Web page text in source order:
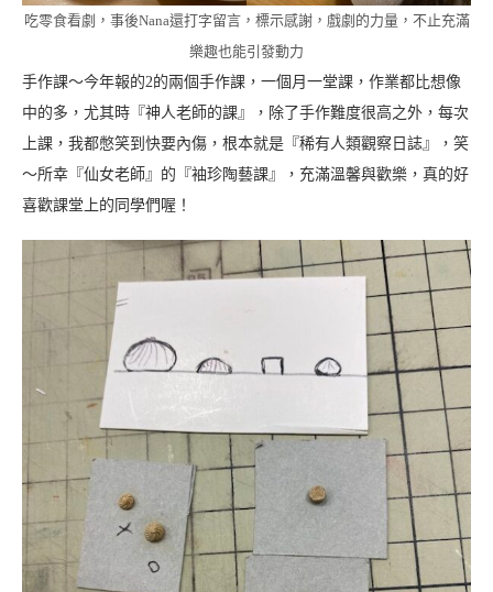
吃零食看劇，事後Nana還打字留言，標示感謝，戲劇的力量，不止充滿
樂趣也能引發動力
手作課～今年報的2的兩個手作課，一個月一堂課，作業都比想像
中的多，尤其時『神人老師的課』，除了手作難度很高之外，每次
上課，我都憋笑到快要內傷，根本就是『稀有人類觀察日誌』，笑
～所幸『仙女老師』的『袖珍陶藝課』，充滿溫馨與歡樂，真的好
喜歡課堂上的同學們喔！